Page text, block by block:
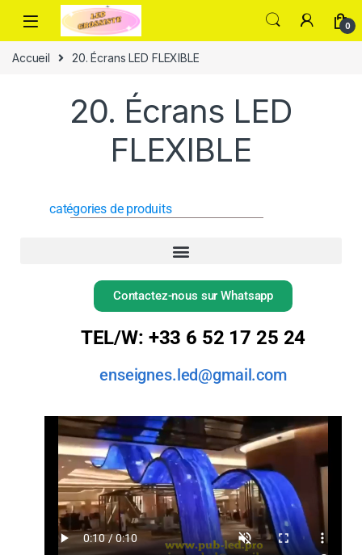
0
Accueil 20. Écrans LED FLEXIBLE
20. Écrans LED
FLEXIBLE
catégories de produits
Contactez-nous sur Whatsapp
TEL/W: +33 6 52 17 25 24
enseignes.led@gmail.com